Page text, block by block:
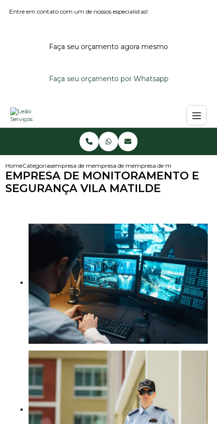
Entre em contato com um de nossos especialistas!
Faça seu orçamento agora mesmo
Faça seu orçamento por Whatsapp
HomeCategoriasempresa de monitoramentoempresa de monitoramento de alarmes
empresa de monitoramento
EMPRESA DE MONITORAMENTO E
SEGURANÇA VILA MATILDE